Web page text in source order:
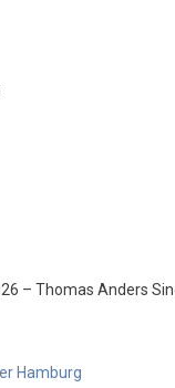
– Thomas Anders
Hamburg